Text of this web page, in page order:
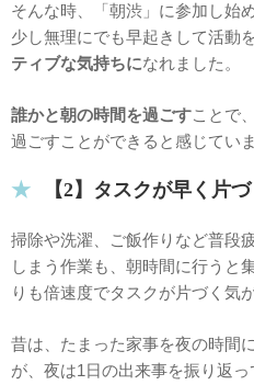
そんな時、「朝渋」に参加し始
少し無理にでも早起きして活動
ティブな気持ちになれました。
誰かと朝の時間を過ごすことで
過ごすことができると感じていま
【2】タスクが早く片づ
掃除や洗濯、ご飯作りなど普段
しまう作業も、朝時間に行うと
りも倍速度でタスクが片づく気
昔は、たまった家事を夜の時間
が、夜は1日の出来事を振り返